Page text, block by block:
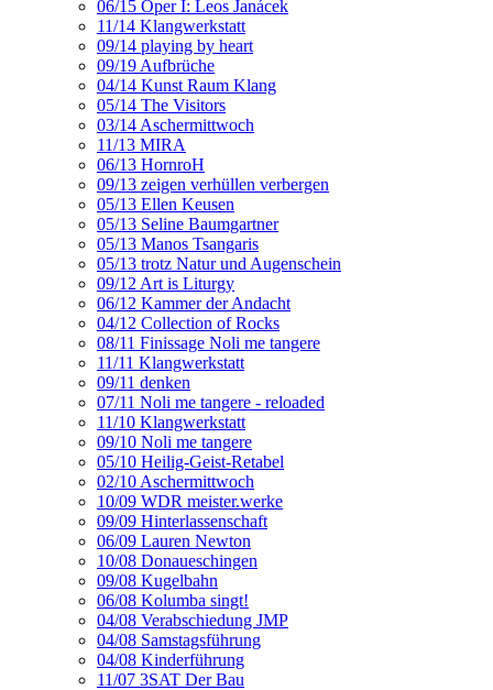
06/15 Oper I: Leos Janácek
11/14 Klangwerkstatt
09/14 playing by heart
09/19 Aufbrüche
04/14 Kunst Raum Klang
05/14 The Visitors
03/14 Aschermittwoch
11/13 MIRA
06/13 HornroH
09/13 zeigen verhüllen verbergen
05/13 Ellen Keusen
05/13 Seline Baumgartner
05/13 Manos Tsangaris
05/13 trotz Natur und Augenschein
09/12 Art is Liturgy
06/12 Kammer der Andacht
04/12 Collection of Rocks
08/11 Finissage Noli me tangere
11/11 Klangwerkstatt
09/11 denken
07/11 Noli me tangere - reloaded
11/10 Klangwerkstatt
09/10 Noli me tangere
05/10 Heilig-Geist-Retabel
02/10 Aschermittwoch
10/09 WDR meister.werke
09/09 Hinterlassenschaft
06/09 Lauren Newton
10/08 Donaueschingen
09/08 Kugelbahn
06/08 Kolumba singt!
04/08 Verabschiedung JMP
04/08 Samstagsführung
04/08 Kinderführung
11/07 3SAT Der Bau